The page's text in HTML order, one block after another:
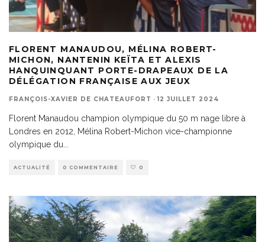
FLORENT MANAUDOU, MÉLINA ROBERT-
MICHON, NANTENIN KEÏTA ET ALEXIS
HANQUINQUANT PORTE-DRAPEAUX DE LA
DÉLÉGATION FRANÇAISE AUX JEUX
FRANÇOIS-XAVIER DE CHATEAUFORT · 12 JUILLET 2024
Florent Manaudou champion olympique du 50 m nage libre à
Londres en 2012, Mélina Robert-Michon vice-championne
olympique du
ACTUALITÉ 0 COMMENTAIRE 0